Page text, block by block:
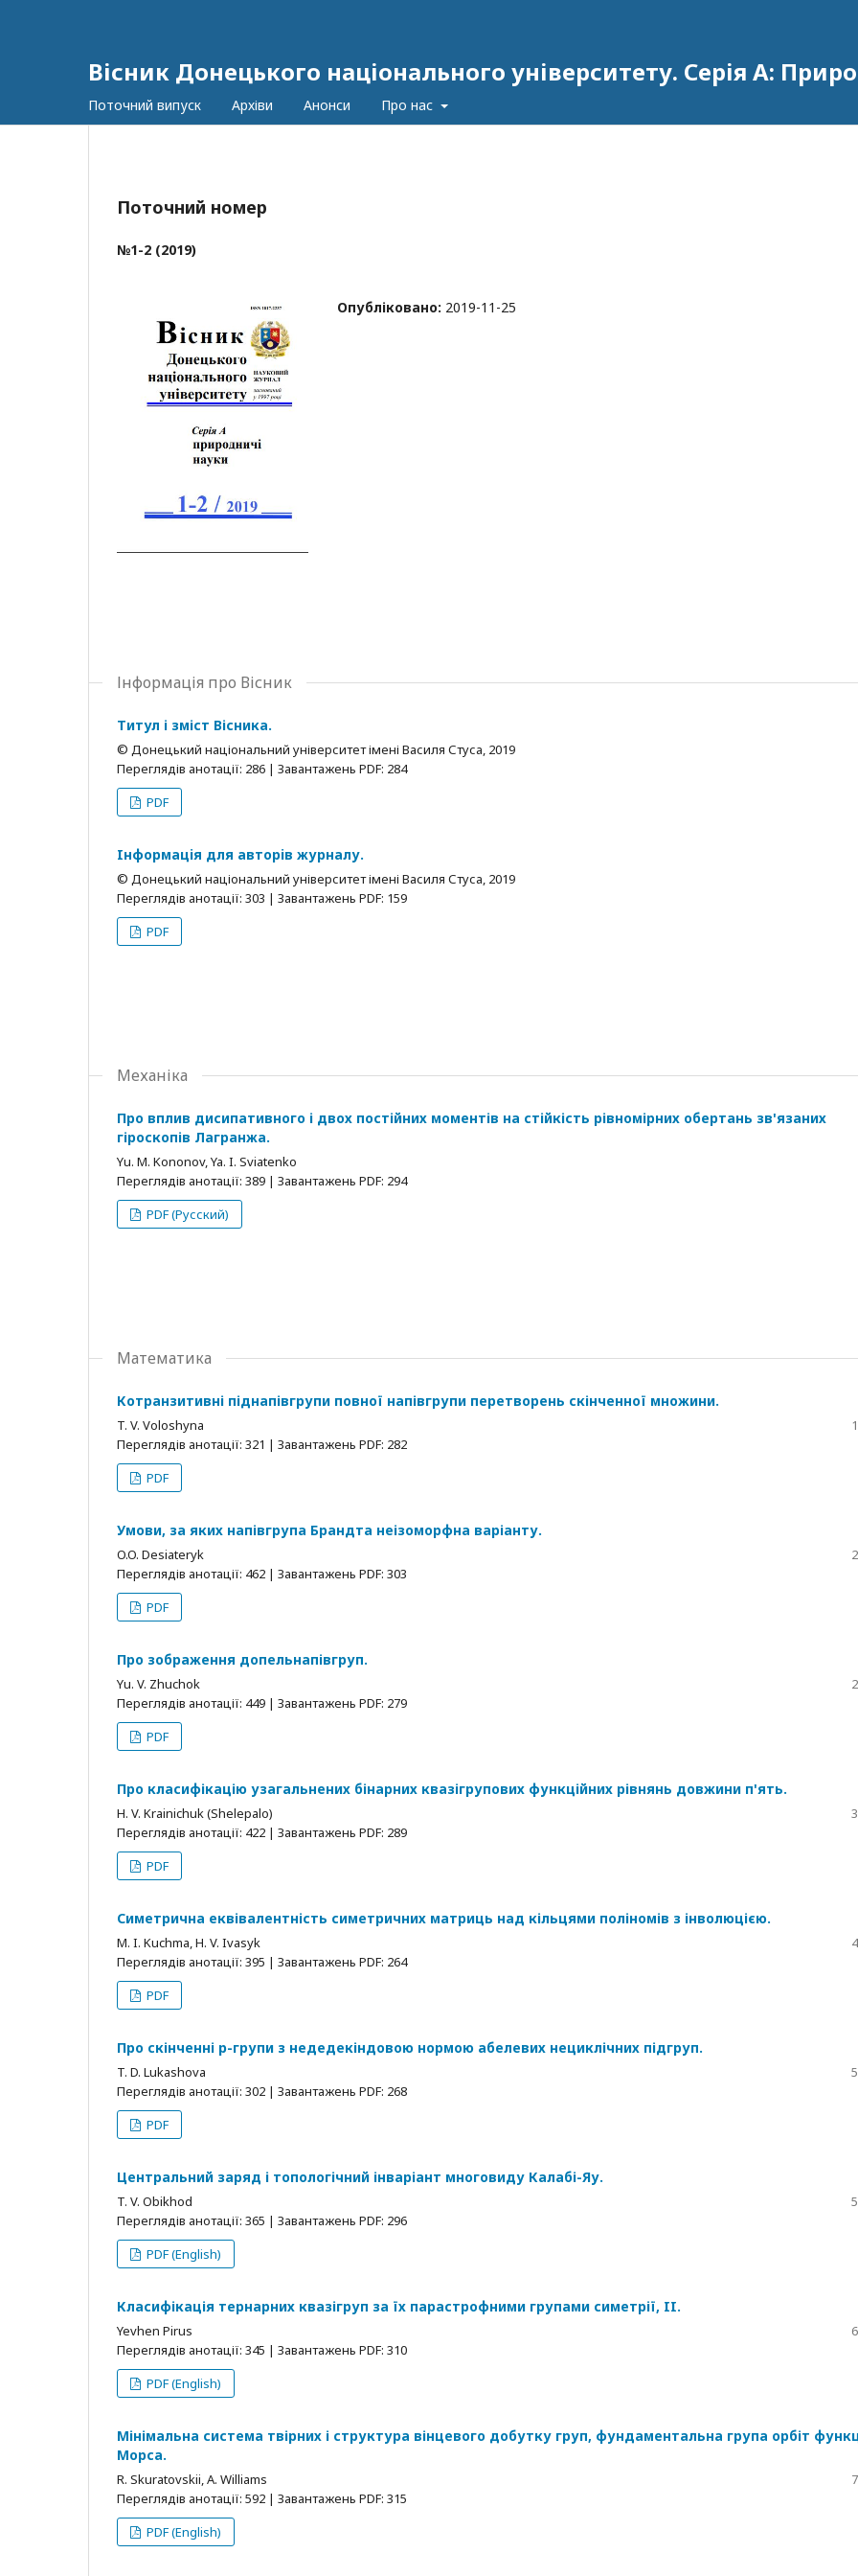
Вісник Донецького національного університету. Серія А:
Поточний випуск Архіви Анонси Про нас
Поточний номер
№1-2 (2019)
Опубліковано: 2019-11-25
Інформація про Вісник
Титул і зміст Вісника.
© Донецький національний університет імені Василя Стуса, 2019
Переглядів анотації: 286 | Завантажень PDF: 284
PDF
Iнформацiя для авторiв журналу.
© Донецький національний університет імені Василя Стуса, 2019
Переглядів анотації: 303 | Завантажень PDF: 159
PDF
Механіка
Про вплив дисипативного і двох постійних моментів на стійкість рівномірних обертань зв'язаних
гіроскопів Лагранжа.
Yu. M. Kononov, Ya. I. Sviatenko
Переглядів анотації: 389 | Завантажень PDF: 294
PDF (Русский)
Математика
Котранзитивні піднапівгрупи повної напівгрупи перетворень скінченної множини.
T. V. Voloshyna
Переглядів анотації: 321 | Завантажень PDF: 282
PDF
Умови, за яких напівгрупа Брандта неізоморфна варіанту.
O.O. Desiateryk
Переглядів анотації: 462 | Завантажень PDF: 303
PDF
Про зображення допельнапівгруп.
Yu. V. Zhuchok
Переглядів анотації: 449 | Завантажень PDF: 279
PDF
Про класифікацію узагальнених бінарних квазігрупових функційних рівнянь довжини п'ять.
H. V. Krainichuk (Shelepalo)
Переглядів анотації: 422 | Завантажень PDF: 289
PDF
Симетрична еквівалентність симетричних матриць над кільцями поліномів з інволюцією.
M. I. Kuchma, H. V. Ivasyk
Переглядів анотації: 395 | Завантажень PDF: 264
PDF
Про скінченні p-групи з недедекіндовою нормою абелевих нециклічних підгруп.
T. D. Lukashova
Переглядів анотації: 302 | Завантажень PDF: 268
PDF
Центральний заряд і топологічний інваріант многовиду Калабі-Яу.
T. V. Obikhod
Переглядів анотації: 365 | Завантажень PDF: 296
PDF (English)
Класифікація тернарних квазігруп за їх парастрофними групами симетрії, II.
Yevhen Pirus
Переглядів анотації: 345 | Завантажень PDF: 310
PDF (English)
Мінімальна система твірних і структура вінцевого добутку груп, фундаментальна група орбіт
Морса.
R. Skuratovskii, A. Williams
Переглядів анотації: 592 | Завантажень PDF: 315
PDF (English)